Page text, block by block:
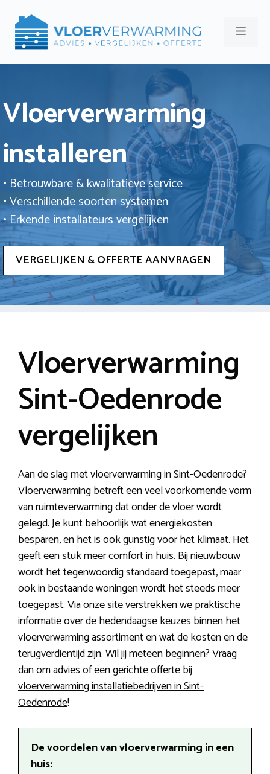
naar
Menu
Vloerverwarming
installeren
• Betrouwbare & kwalitatieve service
• Verschillende soorten systemen
• Erkende installateurs vergelijken
VERGELIJKEN & OFFERTE AANVRAGEN
Vloerverwarming
Sint-Oedenrode
vergelijken
Aan de slag met vloerverwarming in Sint-Oedenrode?
Vloerverwarming betreft een veel voorkomende vorm
van ruimteverwarming dat onder de vloer wordt
gelegd. Je kunt behoorlijk wat energiekosten
besparen, en het is ook gunstig voor het klimaat. Het
geeft een stuk meer comfort in huis. Bij nieuwbouw
wordt het tegenwoordig standaard toegepast, maar
ook in bestaande woningen wordt het steeds meer
toegepast. Via onze site verstrekken we praktische
informatie over de hedendaagse keuzes binnen het
vloerverwarming assortiment en wat de kosten en de
terugverdientijd zijn. Wil jij meteen beginnen? Vraag
dan om advies of een gerichte offerte bij
vloerverwarming installatiebedrijven in Sint-
Oedenrode!
De voordelen van vloerverwarming in een
huis: